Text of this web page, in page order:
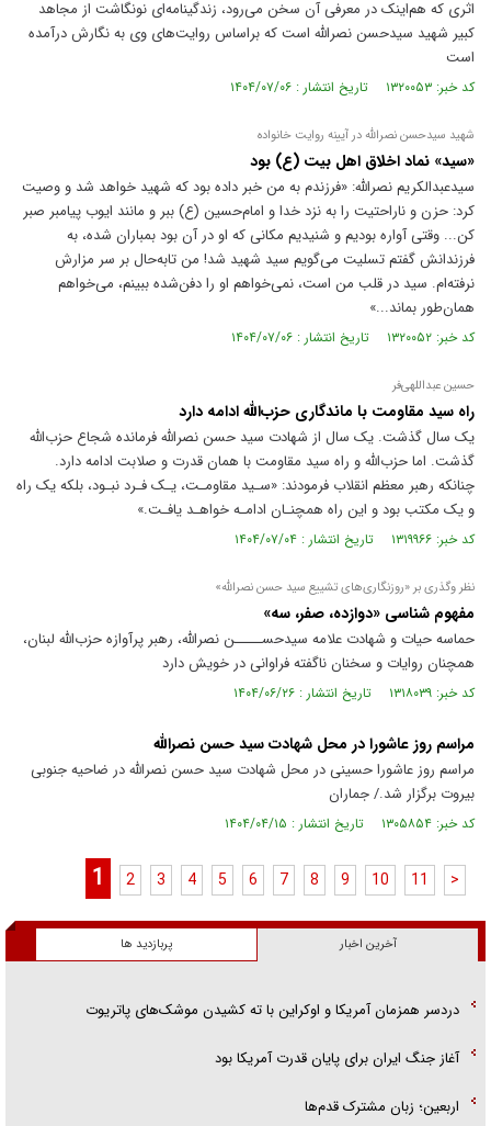
اثری که هم‌اینک در معرفی آن سخن می‌رود، زندگینامه‌ای نونگاشت از مجاهد
کبیر شهید سیدحسن نصرالله است که براساس روایت‌های وی به نگارش درآمده
است
کد خبر: ۱۳۲۰۰۵۳ تاریخ انتشار : ۱۴۰۴/۰۷/۰۶
شهید سیدحسن نصرالله در آیینه روایت خانواده
«سید» نماد اخلاق اهل بیت (ع) بود
سیدعبدالکریم نصرالله: «فرزندم به من خبر داده بود که شهید خواهد شد و وصیت
کرد: حزن و ناراحتیت را به نزد خدا و امام‌حسین (ع) ببر و مانند ایوب پیامبر صبر
کن... وقتی آواره بودیم و شنیدیم مکانی که او در آن بود بمباران شده، به
فرزندانش گفتم تسلیت می‌گویم سید شهید شد! من تابه‌حال بر سر مزارش
نرفته‌ام. سید در قلب من است، نمی‌خواهم او را دفن‌شده ببینم، می‌خواهم
همان‌طور بماند...»
کد خبر: ۱۳۲۰۰۵۲ تاریخ انتشار : ۱۴۰۴/۰۷/۰۶
حسین عبداللهی‌فر
راه سید مقاومت با ماندگاری حزب‌الله ادامه دارد
یک سال گذشت. یک سال از شهادت سید حسن نصرالله فرمانده شجاع حزب‌الله
گذشت. اما حزب‌الله و راه سید مقاومت با همان قدرت و صلابت ادامه دارد.
چنانکه رهبر معظم انقلاب فرمودند: «سـید مقاومـت، یـک فـرد نبـود، بلکه یک راه
و یک مکتب بود و این راه همچنـان ادامـه خواهـد یافـت.»
کد خبر: ۱۳۱۹۹۶۶ تاریخ انتشار : ۱۴۰۴/۰۷/۰۴
نظر و‌گذری بر «روزنگاری‌های تشییع سید حسن نصرالله»
مفهوم شناسی «دوازده، صفر، سه»
حماسه حیات و شهادت علامه سید‌حســـــن نصرالله، رهبر پرآوازه حزب‌الله لبنان،
همچنان روایات و سخنان ناگفته فراوانی در خویش دارد
کد خبر: ۱۳۱۸۰۳۹ تاریخ انتشار : ۱۴۰۴/۰۶/۲۶
مراسم روز عاشورا در محل شهادت سید حسن نصرالله
مراسم روز عاشورا حسینی در محل شهادت سید حسن نصرالله در ضاحیه جنوبی
بیروت برگزار شد./ جماران
کد خبر: ۱۳۰۵۸۵۴ تاریخ انتشار : ۱۴۰۴/۰۴/۱۵
1 2 3 4 5 6 7 8 9 10 11 >
آخرین اخبار پربازدید ها
دردسر همزمان آمریکا و اوکراین با ته کشیدن موشک‌های پاتریوت
آغاز جنگ ایران برای پایان قدرت آمریکا بود
اربعین؛ زبان مشترک قدم‌ها